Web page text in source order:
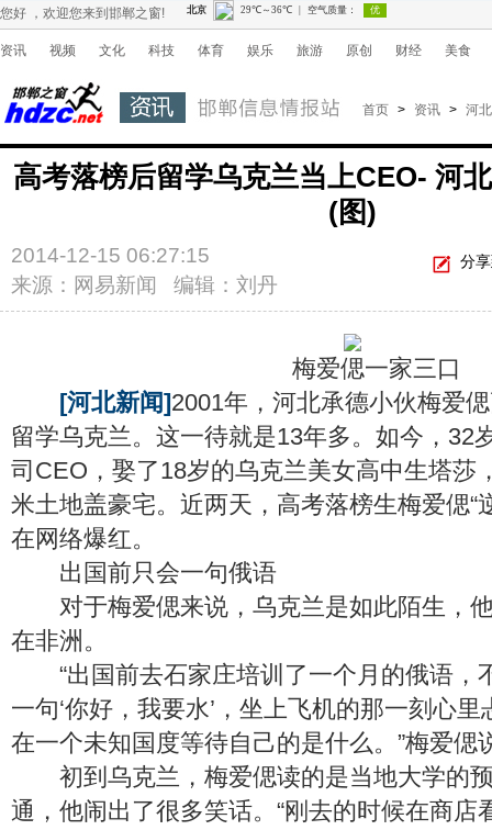
您好 ，欢迎您来到邯郸之窗!
资讯 视频 文化 科技 体育 娱乐 旅游 原创 财经 美食
首页 > 资讯 > 河北
高考落榜后留学乌克兰当上CEO- 河
(图)
分
2014-12-15 06:27:15
来源：网易新闻 编辑：刘丹
梅爱偲一家三口
[河北新闻]2001年，河北承德小伙梅爱
留学乌克兰。这一待就是13年多。如今，32
司CEO，娶了18岁的乌克兰美女高中生塔莎
米土地盖豪宅。近两天，高考落榜生梅爱偲“
在网络爆红。
出国前只会一句俄语
对于梅爱偲来说，乌克兰是如此陌生，
在非洲。
“出国前去石家庄培训了一个月的俄语，
一句‘你好，我要水’，坐上飞机的那一刻心
在一个未知国度等待自己的是什么。”梅爱偲
初到乌克兰，梅爱偲读的是当地大学的
通，他闹出了很多笑话。“刚去的时候在商店